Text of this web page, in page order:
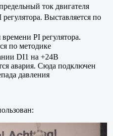
ток двигателя
Выставляется по
PI регулятора.
по методике
DI1 на +24В
авария. Сюда подключен
давления